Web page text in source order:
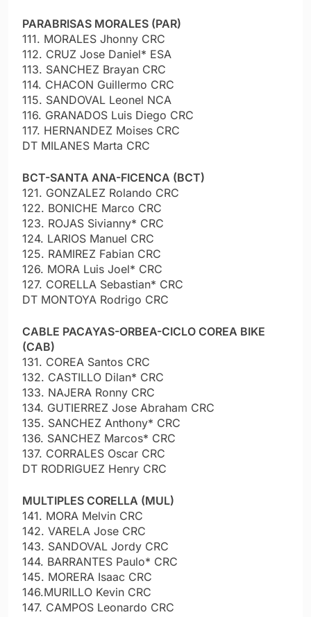
PARABRISAS MORALES (PAR)
111. MORALES Jhonny CRC
112. CRUZ Jose Daniel* ESA
113. SANCHEZ Brayan CRC
114. CHACON Guillermo CRC
115. SANDOVAL Leonel NCA
116. GRANADOS Luis Diego CRC
117. HERNANDEZ Moises CRC
DT MILANES Marta CRC
BCT-SANTA ANA-FICENCA (BCT)
121. GONZALEZ Rolando CRC
122. BONICHE Marco CRC
123. ROJAS Sivianny* CRC
124. LARIOS Manuel CRC
125. RAMIREZ Fabian CRC
126. MORA Luis Joel* CRC
127. CORELLA Sebastian* CRC
DT MONTOYA Rodrigo CRC
CABLE PACAYAS-ORBEA-CICLO COREA BIKE
(CAB)
131. COREA Santos CRC
132. CASTILLO Dilan* CRC
133. NAJERA Ronny CRC
134. GUTIERREZ Jose Abraham CRC
135. SANCHEZ Anthony* CRC
136. SANCHEZ Marcos* CRC
137. CORRALES Oscar CRC
DT RODRIGUEZ Henry CRC
MULTIPLES CORELLA (MUL)
141. MORA Melvin CRC
142. VARELA Jose CRC
143. SANDOVAL Jordy CRC
144. BARRANTES Paulo* CRC
145. MORERA Isaac CRC
146.MURILLO Kevin CRC
147. CAMPOS Leonardo CRC